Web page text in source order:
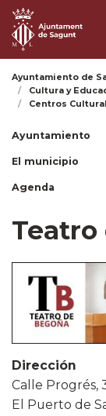
Ayuntamiento de
Cultura y
Centros
Ayuntamiento
El municipio
Agenda
Teatro
Dirección
Calle Progrés,
El Puerto de